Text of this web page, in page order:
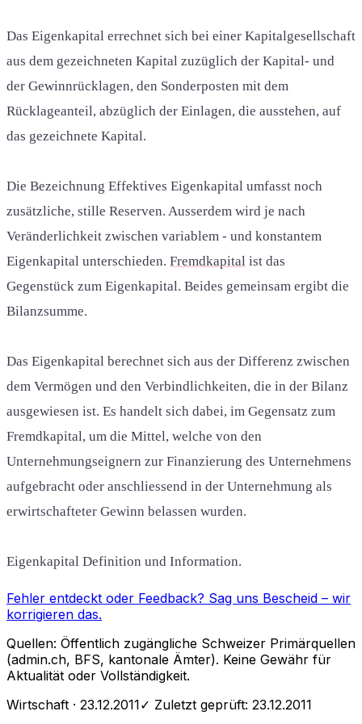
Das Eigenkapital errechnet sich bei einer Kapitalgesellschaft
aus dem gezeichneten Kapital zuzüglich der Kapital- und
der Gewinnrücklagen, den Sonderposten mit dem
Rücklageanteil, abzüglich der Einlagen, die ausstehen, auf
das gezeichnete Kapital.
Die Bezeichnung Effektives Eigenkapital umfasst noch
zusätzliche, stille Reserven. Ausserdem wird je nach
Veränderlichkeit zwischen variablem - und konstantem
Eigenkapital unterschieden. Fremdkapital ist das
Gegenstück zum Eigenkapital. Beides gemeinsam ergibt die
Bilanzsumme.
Das Eigenkapital berechnet sich aus der Differenz zwischen
dem Vermögen und den Verbindlichkeiten, die in der Bilanz
ausgewiesen ist. Es handelt sich dabei, im Gegensatz zum
Fremdkapital, um die Mittel, welche von den
Unternehmungseignern zur Finanzierung des Unternehmens
aufgebracht oder anschliessend in der Unternehmung als
erwirtschafteter Gewinn belassen wurden.
Eigenkapital Definition und Information.
Fehler entdeckt oder Feedback? Sag uns Bescheid – wir
korrigieren das.
Quellen: Öffentlich zugängliche Schweizer Primärquellen
(admin.ch, BFS, kantonale Ämter). Keine Gewähr für
Aktualität oder Vollständigkeit.
Wirtschaft · 23.12.2011✓ Zuletzt geprüft: 23.12.2011